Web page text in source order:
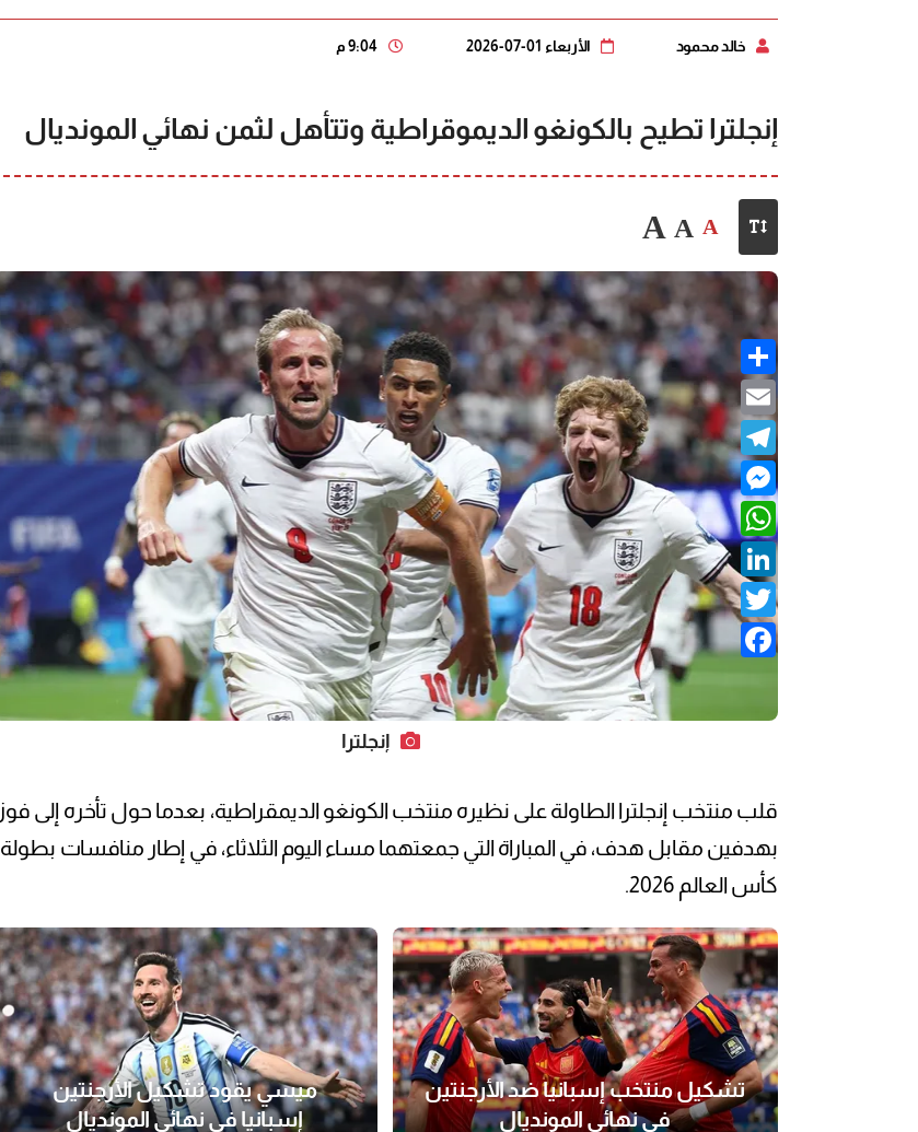
خالد محمود الأربعاء 01-07-2026 9:04 م
إنجلترا تطيح بالكونغو الديموقراطية وتتأهل لثمن نهائي المونديال
A
A
A
Share
Email
Telegram
Messenger
WhatsApp
LinkedIn
Twitter
Facebook
إنجلترا
قلب منتخب إنجلترا الطاولة على نظيره منتخب الكونغو الديمقراطية، بعدما حول تأخره إلى فوز
بهدفين مقابل هدف، في المباراة التي جمعتهما مساء اليوم الثلاثاء، في إطار منافسات بطولة
كأس العالم 2026.
تشكيل منتخب إسبانيا ضد الأرجنتين
في نهائي المونديال
ميسي يقود تشكيل الأرجنتين
إسبانيا في نهائي المونديال